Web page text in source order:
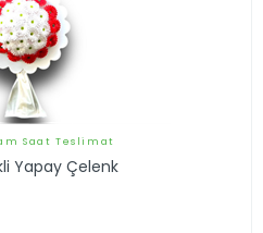
Saat Teslimat
Yapay Çelenk